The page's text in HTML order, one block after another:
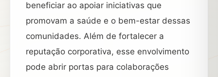
beneficiar ao apoiar iniciativas que
promovam a saúde e o bem-estar dessas
comunidades. Além de fortalecer a
reputação corporativa, esse envolvimento
pode abrir portas para colaborações